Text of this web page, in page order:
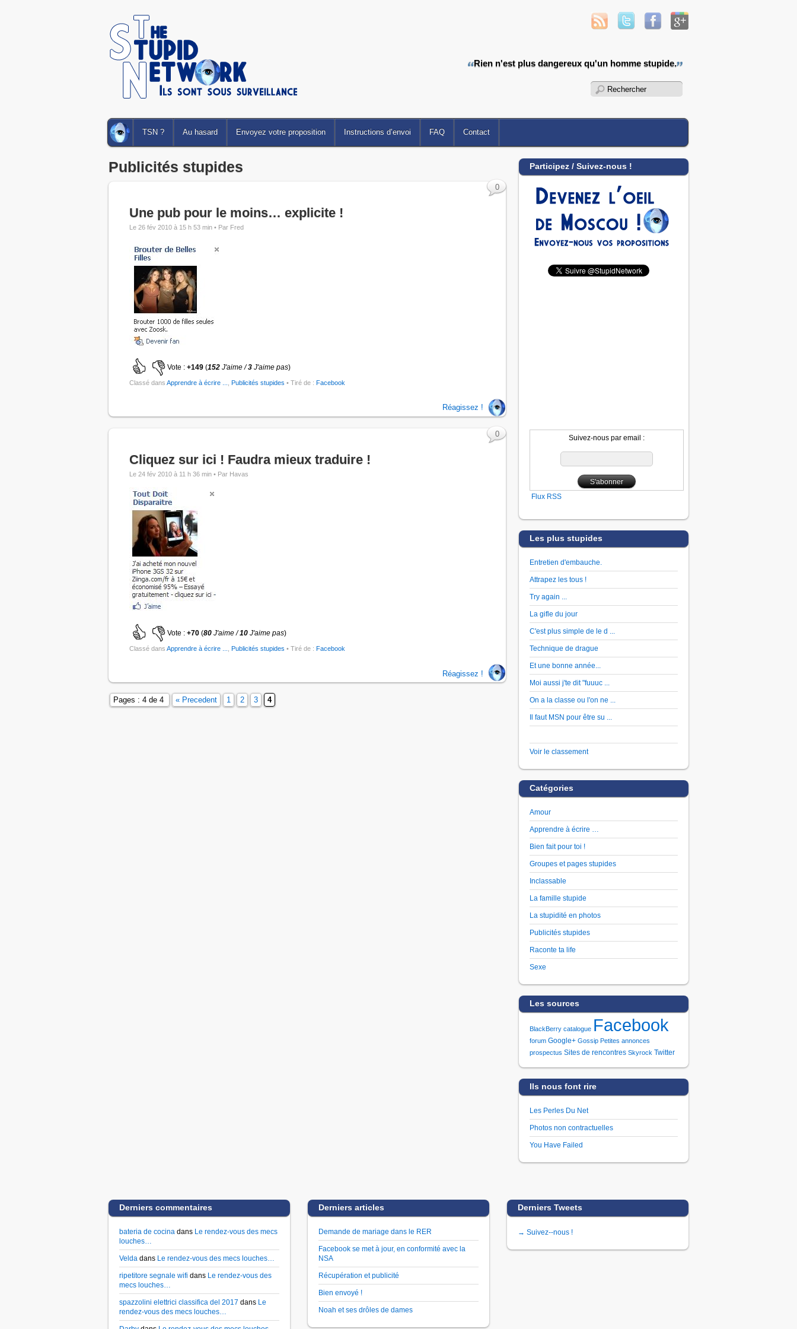
Rien n'est plus dangereux qu'un homme stupide.
TSN ? Au hasard Envoyez votre proposition Instructions d’envoi FAQ Contact
Publicités stupides
Une pub pour le moins… explicite !
Le 26 fév 2010 à 15 h 53 min • Par Fred
Vote : +149 (152 J'aime /3 J'aime pas)
Classé dans Apprendre à écrire ... Publicités stupides
0
• Tiré de : Facebook
Réagissez !
Cliquez sur ici ! Faudra mieux traduire !
Le 24 fév 2010 à 11 h 36 min • Par Havas
Vote : +70 (80 J'aime /10 J'aime pas)
Classé dans Apprendre à écrire ... Publicités stupides
0
• Tiré de : Facebook
Réagissez !
Pages : 4 de 4 « Precedent 1 2 3 4
Participez / Suivez-nous !
Suivez-nous par email :
Flux RSS
Les plus stupides
Entretien d'embauche.
Attrapez les tous !
Try again ...
La gifle du jour
C'est plus simple de le d ...
Technique de drague
Et une bonne année...
Moi aussi j'te dit "fuuuc ...
On a la classe ou l'on ne ...
Il faut MSN pour être su ...
Voir le classement
Catégories
Amour
Apprendre à écrire …
Bien fait pour toi !
Groupes et pages stupides
Inclassable
La famille stupide
La stupidité en photos
Publicités stupides
Raconte ta life
Sexe
Les sources
BlackBerry catalogue Facebook
forum Google+ Gossip Petites annonces
prospectus Sites de rencontres Skyrock Twitter
Ils nous font rire
Les Perles Du Net
Photos non contractuelles
You Have Failed
Derniers commentaires
bateria de cocina dans Le rendez-vous des mecs
louches…
Velda dans Le rendez-vous des mecs louches…
ripetitore segnale wifi dans Le rendez-vous des
mecs louches…
spazzolini elettrici classifica del 2017 dans Le
rendez-vous des mecs louches…
Derniers articles
Demande de mariage dans le RER
Facebook se met à jour, en conformité avec la
NSA
Récupération et publicité
Bien envoyé !
Noah et ses drôles de dames
Derniers Tweets
→ Suivez--nous !